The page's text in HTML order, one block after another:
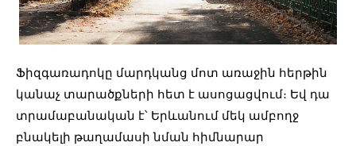
Ֆիզգառադոկը մարդկանց մոտ առաջին հերթին
կանաչ տարածքների հետ է ասոցացվում։ Եվ դա
տրամաբանական է՝ Երևանում մեկ ամբողջ
բնակելի թաղամասի նման հիմնարար